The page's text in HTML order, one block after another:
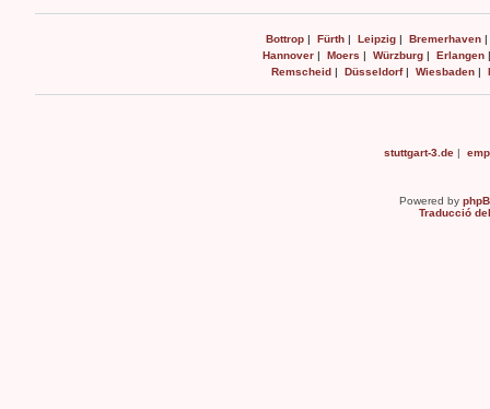
Bottrop| Fürth| Leipzig| Bremerhaven
Hannover | Moers | Würzburg | Erlangen
Remscheid| Düsseldorf| Wiesbaden|
stuttgart-3.de|
Powered by
Traducció